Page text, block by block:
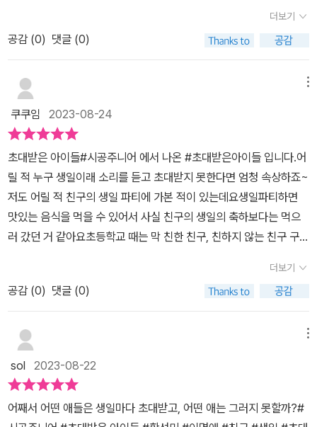
사람만 주인공이 될 수 있는 생일파티라고 생각할 수도 있지만누구나
생일이 있기 때문에 누구나 주인공이 될 수 있다는 생각도 해보게 되
게 하는 성모, 기영이에게 다가가는 민서 등 친구들의 마음 변화를 보
면서 성향이 다른 친구들끼리 겪는 에피소드, 성향이 비슷한 친구들
끼리 자연스럽게 어울리게 되는 친구 관계에 대해서도 공감할 수 있
는 부분들이 많아요.​주인공 입장에서 초대하거나 초대하지 않는 것을
결정할 수 있는 것처럼 주인공에게 선물하거나 선물하지 않는 것은
우리가 결정할 수 있다고 생각하게 되고, 나에게 소중한 물건이 다른
사람에게 소중하지 않을 수 있다는 것도 생각해 보았어요.생각의 전
환을 통해 민서가 슬픔을 극복해 나가는 부분도 인상적이었습니다.​생
들에게 추천합니다.​​#초대받은아이들, #시공주니어, #황선미, #이명
애, #초등추천도서​[출판사로부터 협찬을 받았고 본인의 주관적인 견
해에 의하여 작성함]​​
는 반에서 친해지고 싶어하는 성모에게 선뜻 다가가지 못해요. 소극
적으로 자신의 마음을 표현하는 민서의 모습이 답답하기도 했고 안쓰
럽기도 했어요.유머도 있어 반아이들에게 언제나 인기가 많은 성모가
생일 잔치를 연다는 말에 민서는 자신도 초대받았으면 좋겠다고 생각
서의 이름은 불리지 않아요. 생일 파티에 초대받지 못한 민서의 마음
을 어린이 독자들이 크게 공감할 것 같다는 생각이 들었어요. 친구 관
계뿐만이 아니라 사랑하는 가족과의 관계도 돌아보게 만드는 이 책을
추천해요~출판사로부터 도서를 제공받아 읽고 주관적인 생각을 쓴
리뷰입니다.
더보기
공감 (0) 댓글 (0)
쿠쿠임 2023-08-24
초대받은 아이들#시공주니어 에서 나온 #초대받은아이들 입니다.어
릴 적 누구 생일이래 소리를 듣고 초대받지 못한다면 엄청 속상하죠~
저도 어릴 적 친구의 생일 파티에 가본 적이 있는데요생일파티하면
맛있는 음식을 먹을 수 있어서 사실 친구의 생일의 축하보다는 먹으
러 갔던 거 같아요초등학교 때는 막 친한 친구, 친하지 않는 친구 구분
들만으로 생일 파티를 했던 기억이 나요.초대하는 입장도, 초대받는
입장도, 초대받지 못하는 입장도 다 각각의 이유가 있겠지만,아무튼
나는 못 받는다면 속상합니다.​ 반에서 친해지고 싶고 좋아하는 친구
의 생일파티.그런데 자신은 초대받지 못하자, 속상한 나머지 엄마에
게 짜증을 내기도 하는데요.엄마도 아들이 그 친구를 무지하게 좋아
하는 걸 알고, 생일인 것도 아는데 초대받지 못한 아들을 보니 속상하
기도 합니다.그런데, 누군가 초대장이 왔는데요/분명 그 친구의 초대
장이랑은 다른 초대장장소는 그 친구와 같은 장소반신반의하며 가보
더보기
공감 (0) 댓글 (0)
sol 2023-08-22
어째서 어떤 애들은 생일마다 초대받고, 어떤 애는 그러지 못할까?#